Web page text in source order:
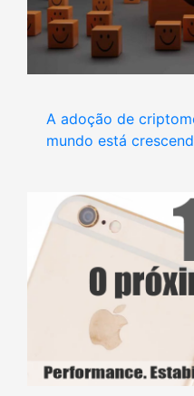
A adoção de
mundo está